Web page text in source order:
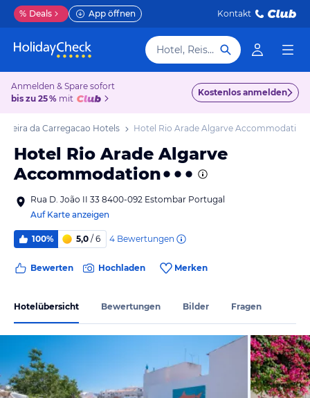
% Deals App öffnen Kontakt
Hotel, Reiseziel
Anmelden & Spare sofort
bis zu 25 % mit
Kostenlos anmelden
da Carregacao Hotels Hotel Rio Arade Algarve Accommodation
Hotel Rio Arade Algarve
Accommodation
Rua D. João II 33 8400-092 Estombar Portugal
Auf Karte anzeigen
100% 5,0 / 6 4 Bewertungen
Bewerten Hochladen Merken
Hotelübersicht Bewertungen Bilder Fragen